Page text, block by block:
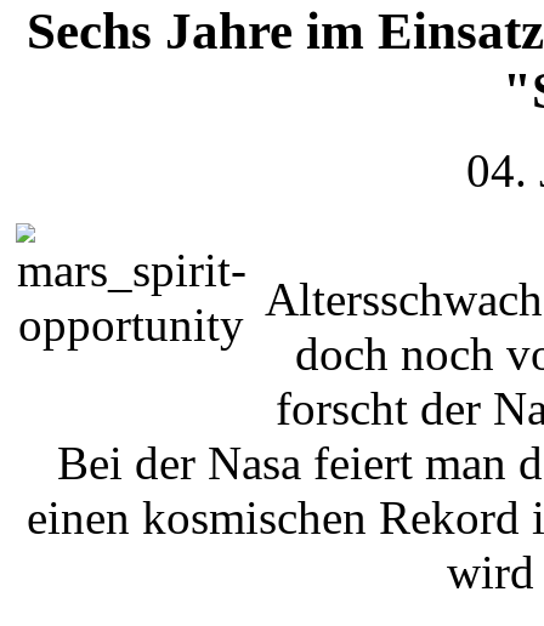
Sechs Jahre im
04.
doch noch
forscht der
Bei der Nasa feiert man
einen kosmischen Rekord
wird